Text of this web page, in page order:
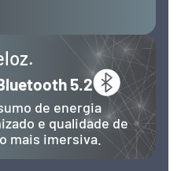
5.2
de energia
e qualidade de
mais imersiva.